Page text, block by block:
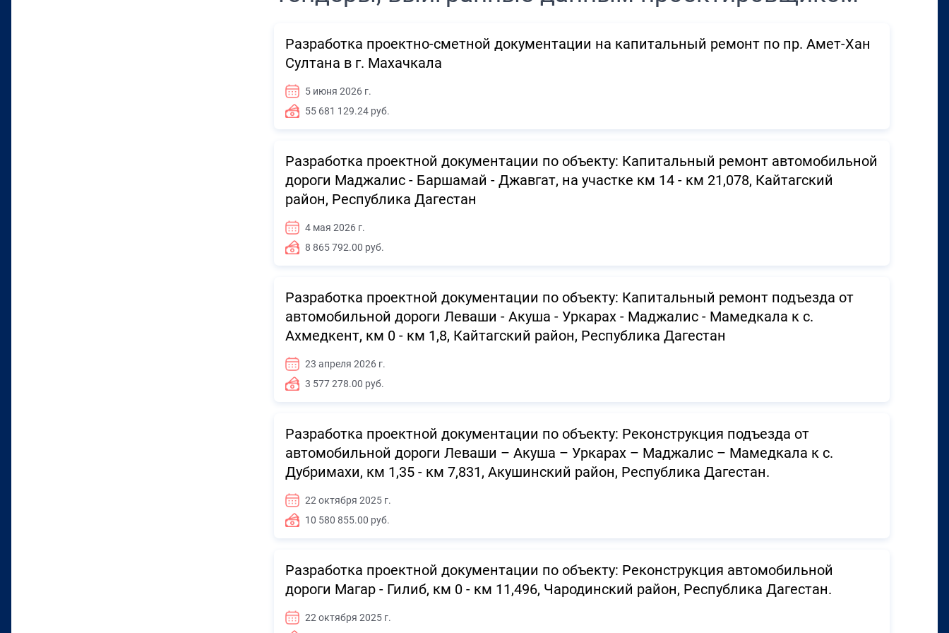
Разработка проектно-сметной документации на капитальный ремонт по пр. Амет-Хан
Султана в г. Махачкала
5 июня 2026 г.
55 681 129.24 руб.
Разработка проектной документации по объекту: Капитальный ремонт автомобильной
дороги Маджалис - Баршамай - Джавгат, на участке км 14 - км 21,078, Кайтагский
район, Республика Дагестан
4 мая 2026 г.
8 865 792.00 руб.
Разработка проектной документации по объекту: Капитальный ремонт подъезда от
автомобильной дороги Леваши - Акуша - Уркарах - Маджалис - Мамедкала к с.
Ахмедкент, км 0 - км 1,8, Кайтагский район, Республика Дагестан
23 апреля 2026 г.
3 577 278.00 руб.
Разработка проектной документации по объекту: Реконструкция подъезда от
автомобильной дороги Леваши – Акуша – Уркарах – Маджалис – Мамедкала к с.
Дубримахи, км 1,35 - км 7,831, Акушинский район, Республика Дагестан.
22 октября 2025 г.
10 580 855.00 руб.
Разработка проектной документации по объекту: Реконструкция автомобильной
дороги Магар - Гилиб, км 0 - км 11,496, Чародинский район, Республика Дагестан.
22 октября 2025 г.